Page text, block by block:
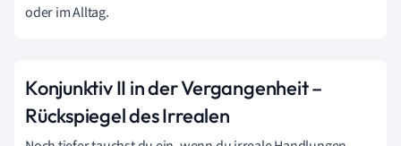
oder im Alltag.
Konjunktiv II in der Vergangenheit –
Rückspiegel des Irrealen